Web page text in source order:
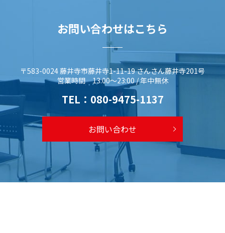
お問い合わせはこちら
〒583-0024 藤井寺市藤井寺1-11-19 さんさん藤井寺201号
営業時間 13:00～23:00 / 年中無休
TEL： 080-9475-1137
お問い合わせ